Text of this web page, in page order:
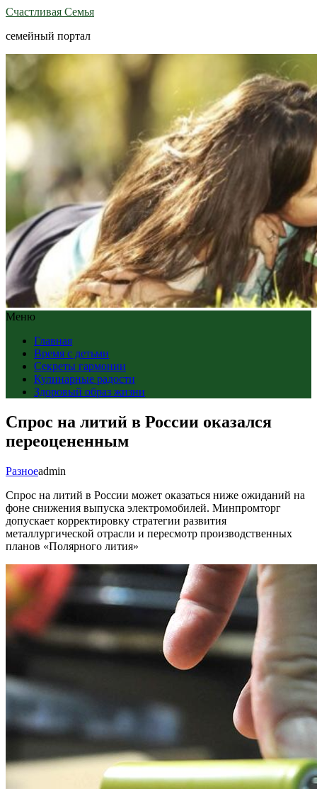
Счастливая Семья
семейный портал
Меню
Главная
Время с детьми
Секреты гармонии
Кулинарные радости
Здоровый образ жизни
Спрос на литий в России оказался
переоцененным
Разноеadmin
Спрос на литий в России может оказаться ниже ожиданий на
фоне снижения выпуска электромобилей. Минпромторг
допускает корректировку стратегии развития
металлургической отрасли и пересмотр производственных
планов «Полярного лития»